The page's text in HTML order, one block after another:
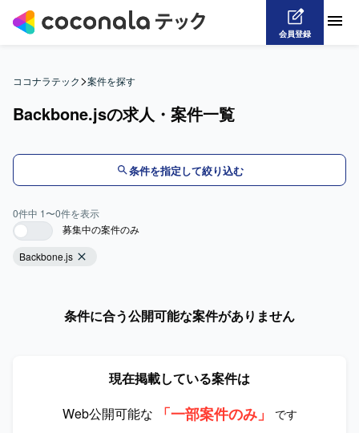
会員登録
ココナラテック>案件を探す
Backbone.jsの求人・案件一覧
条件を指定して絞り込む
0件中 1〜0件を表示
募集中の案件のみ
Backbone.js
条件に合う公開可能な案件がありません
現在掲載している案件は
Web公開可能な
「一部案件のみ」 です